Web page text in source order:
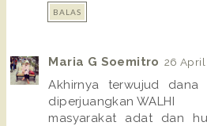
BALAS
Maria G Soemitro 26 April
Akhirnya terwujud dana
diperjuangkan WALHI
masyarakat adat dan